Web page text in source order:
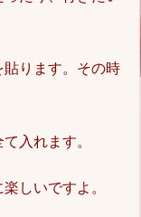
ります。その時
入れます。
しいですよ。